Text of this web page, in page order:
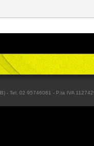
- Tel. 02 95746081 - P.ta IVA